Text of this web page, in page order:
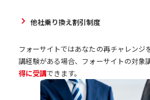
他社乗り換え割引制度
フォーサイトではあなたの再チャレンジ
講経験がある場合、フォーサイトの対象
得に受講できます。